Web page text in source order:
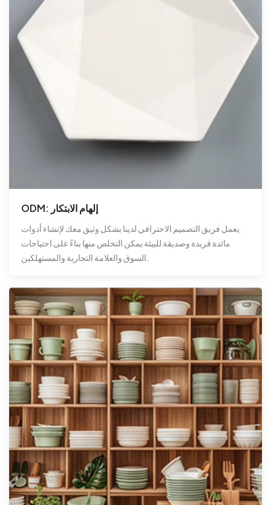
ODM: إلهام الابتكار
يعمل فريق التصميم الاحترافي لدينا بشكل وثيق معك لإنشاء أدوات
مائدة فريدة وصديقة للبيئة يمكن التخلص منها بناءً على احتياجات